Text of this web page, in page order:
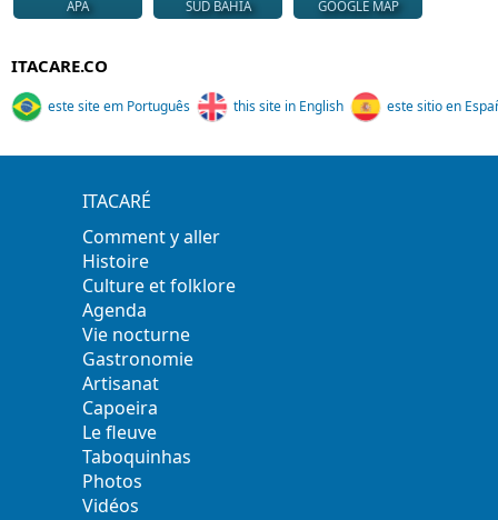
APA SUD BAHIA GOOGLE MAP
ITACARE.CO
este site em Português this site in English este sitio en
ITACARÉ
Comment y aller
Histoire
Culture et folklore
Agenda
Vie nocturne
Gastronomie
Artisanat
Capoeira
Le fleuve
Taboquinhas
Photos
Vidéos